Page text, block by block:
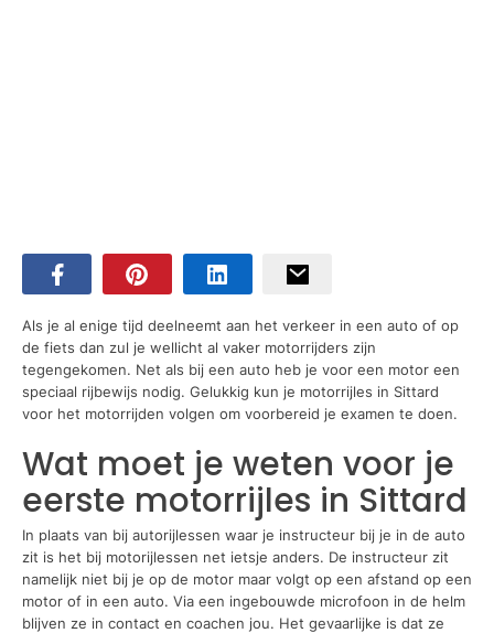
Als je al enige tijd deelneemt aan het verkeer in een auto of op
de fiets dan zul je wellicht al vaker motorrijders zijn
tegengekomen. Net als bij een auto heb je voor een motor een
speciaal rijbewijs nodig. Gelukkig kun je motorrijles in Sittard
voor het motorrijden volgen om voorbereid je examen te doen.
Wat moet je weten voor je
eerste motorrijles in Sittard
In plaats van bij autorijlessen waar je instructeur bij je in de auto
zit is het bij motorijlessen net ietsje anders. De instructeur zit
namelijk niet bij je op de motor maar volgt op een afstand op een
motor of in een auto. Via een ingebouwde microfoon in de helm
blijven ze in contact en coachen jou. Het gevaarlijke is dat ze